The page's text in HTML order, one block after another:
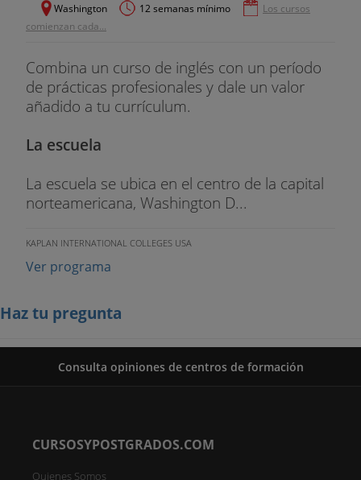
Washington 12 semanas mínimo
Los cursos
comienzan cada...
Combina un curso de inglés con un período
de prácticas profesionales y dale un valor
añadido a tu currículum.
La escuela
La escuela se ubica en el centro de la capital
norteamericana, Washington D...
KAPLAN INTERNATIONAL COLLEGES USA
Ver programa
Haz tu pregunta
Consulta opiniones de centros de formación
CURSOSYPOSTGRADOS.COM
Quienes Somos